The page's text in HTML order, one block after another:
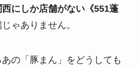
西にしか店舗がない《551蓬
ゃありません。
の「豚まん」をどうしても